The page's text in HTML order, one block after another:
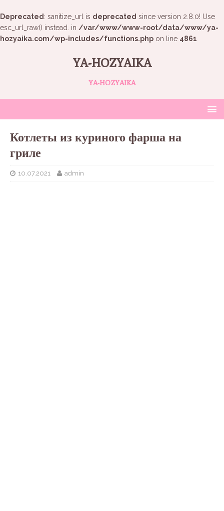
Deprecated : sanitize_url is deprecated since version 2.8.0! Use
esc_url_raw() instead. in /var/www/www-root/data/www/ya-
hozyaika.com/wp-includes/functions.php on line 4861
YA-HOZYAIKA
YA-HOZYAIKA
Котлеты из куриного фарша на
гриле
10.07.2021 admin